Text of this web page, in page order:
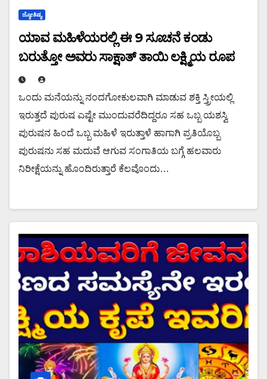
ಜ್ಯೋತಿಷ್ಯ
ಯಾವ ಮಹಿಳೆಯರಲ್ಲಿ ಈ 9 ಸೂಚನೆ ಕಂಡು
ಬರುತ್ತೋ ಅವರು ಸಾಕ್ಷಾತ್ ತಾಯಿ ಲಕ್ಷ್ಮಿಯ ರೂಪ
ಒಂದು ಮನೆಯನ್ನು ನಂದಗೋಕುಲವಾಗಿ ಮಾಡುವ ಶಕ್ತಿ ಸ್ತ್ರೀಯಲ್ಲಿ
ಇರುತ್ತದೆ ಪುರುಷ ಎಷ್ಟೇ ಮುಂದುವರೆದಿದ್ದರೂ ಸಹ ಒಬ್ಬ ಯಶಸ್ವಿ
ಪುರುಷನ ಹಿಂದೆ ಒಬ್ಬ ಮಹಿಳೆ ಇರುತ್ತಾಳೆ ಹಾಗಾಗಿ ಪ್ರತಿಯೊಬ್ಬ
ಪುರುಷನು ಸಹ ಮದುವೆ ಆಗುವ ಸಂಗಾತಿಯ ಬಗ್ಗೆ ಹಲವಾರು
ನಿರೀಕ್ಷೆಯನ್ನು ಹೊಂದಿರುತ್ತಾರೆ ಕೆಲವೊಂದು…